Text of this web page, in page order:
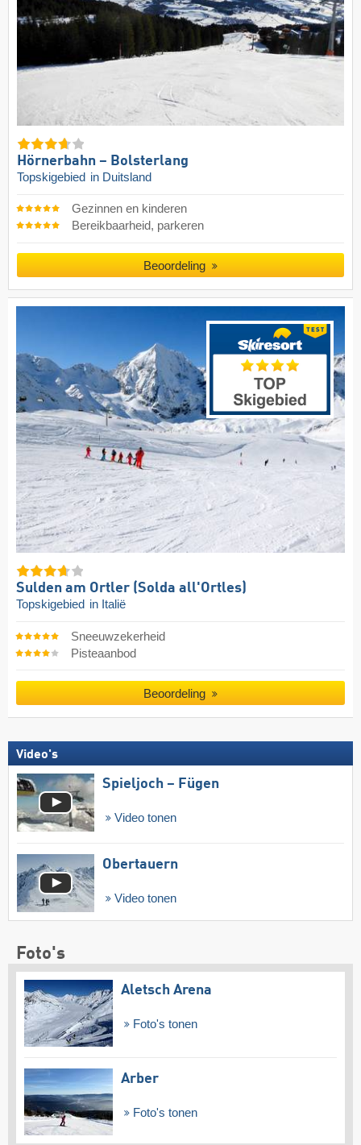
Hörnerbahn – Bolsterlang
Topskigebied in Duitsland
Gezinnen en kinderen
Bereikbaarheid, parkeren
Beoordeling
Sulden am Ortler (Solda all'Ortles)
Topskigebied in Italië
Sneeuwzekerheid
Pisteaanbod
Beoordeling
Video's
Spieljoch – Fügen
Video tonen
Obertauern
Video tonen
Foto's
Aletsch Arena
Foto's tonen
Arber
Foto's tonen